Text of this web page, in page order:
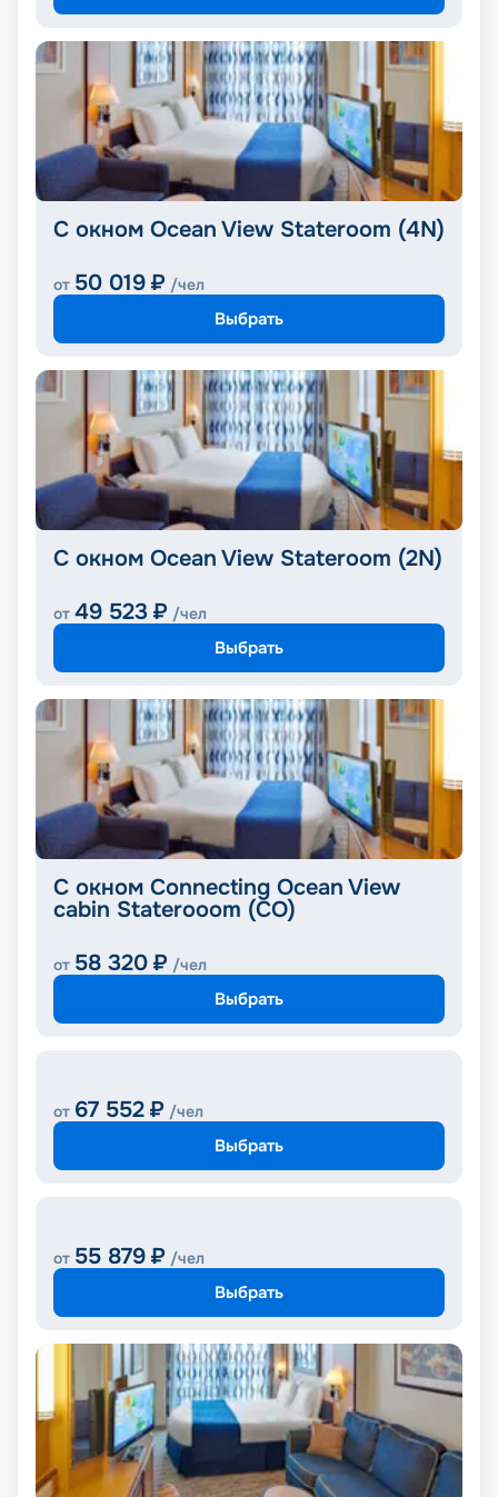
С окном Ocean View Stateroom (4N)
от 50 019 ₽ /чел
Выбрать
С окном Ocean View Stateroom (2N)
от 49 523 ₽ /чел
Выбрать
C окном Connecting Ocean View
cabin Staterooom (CO)
от 58 320 ₽ /чел
Выбрать
от 67 552 ₽ /чел
Выбрать
от 55 879 ₽ /чел
Выбрать